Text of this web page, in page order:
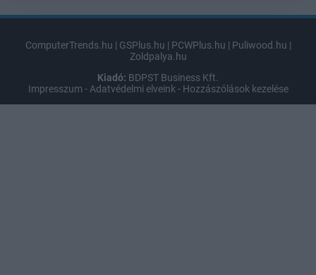
ComputerTrends.hu | GSPlus.hu | PCWPlus.hu | Puliwood.hu |
Zoldpalya.hu
Kiadó: BDPST Business Kft.
Impresszum - Adatvédelmi elveink - Hozzászólások kezelése